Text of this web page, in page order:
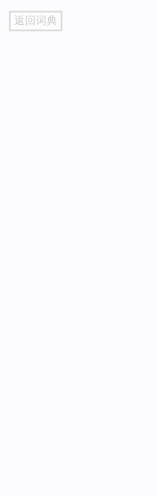
go
top
返回词典